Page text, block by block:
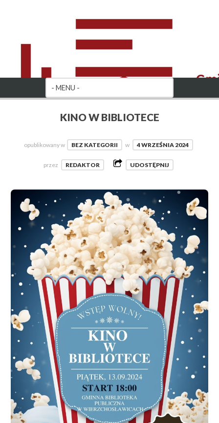
KINO W BIBLIOTECE
opublikowany w BEZ KATEGORII w 4 WRZEŚNIA 2024
przez REDAKTOR UDOSTĘPNIJ